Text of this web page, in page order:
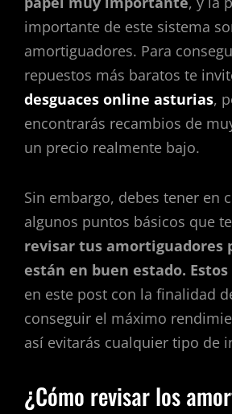
importante de este sistema
amortiguadores. Para
repuestos más baratos te
desguaces online asturias,
encontrarás recambios de
un precio realmente bajo.
Sin embargo, debes tener en
algunos puntos básicos que
revisar tus amortiguadores
están en buen estado. Estos
en este post con la finalidad
conseguir el máximo
así evitarás cualquier tipo de
¿Cómo revisar los